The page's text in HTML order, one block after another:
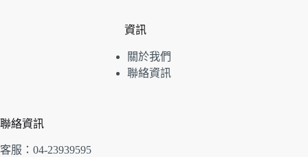
資訊
關於我們
聯絡資訊
聯絡資訊
客服：04-23939595